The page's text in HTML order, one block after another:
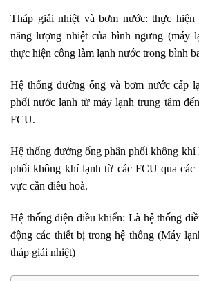
Tháp giải nhiệt và bơm nước: thực hiện
năng lượng nhiệt của bình ngưng (máy
thực hiện công làm lạnh nước trong bình
Hệ thống đường ống và bơm nước cấp
phối nước lạnh từ máy lạnh trung tâm
FCU.
Hệ thống đường ống phân phối không khí
phối không khí lạnh từ các FCU qua các
vực cần điều hoà.
Hệ thống điện điều khiển: Là hệ thống
động các thiết bị trong hệ thống (Máy
tháp giải nhiệt)